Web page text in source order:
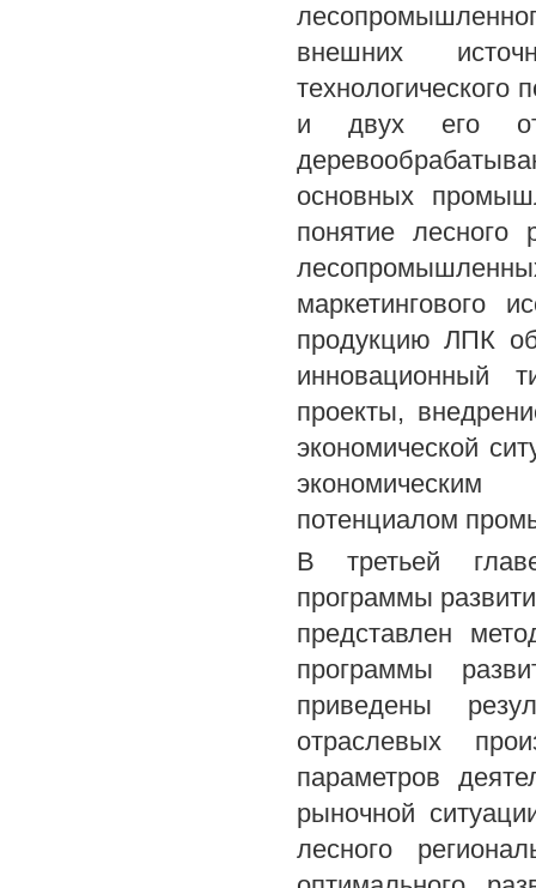
внешних
и двух его
основных
понятие лесного
маркетингового
продукцию ЛПК
инновационный
проекты,
экономической
экономическим
потенциалом
В третьей
программы
представлен
программы
приведены
отраслевых
параметров
рыночной
лесного